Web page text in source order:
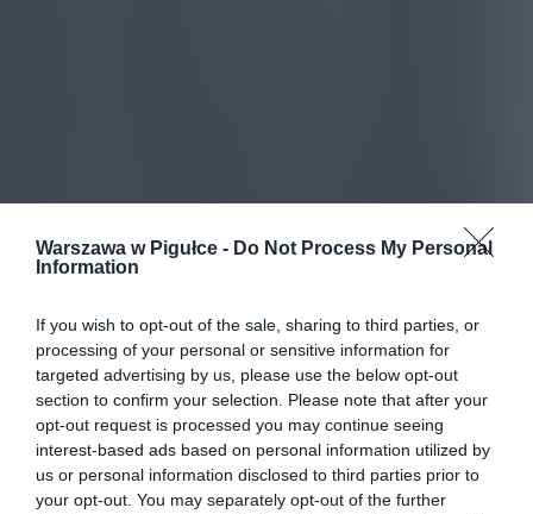
Warszawa w Pigułce - Do Not Process My Personal
Information
If you wish to opt-out of the sale, sharing to third parties, or
processing of your personal or sensitive information for
targeted advertising by us, please use the below opt-out
section to confirm your selection. Please note that after your
opt-out request is processed you may continue seeing
interest-based ads based on personal information utilized by
us or personal information disclosed to third parties prior to
your opt-out. You may separately opt-out of the further